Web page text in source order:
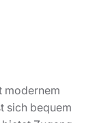
modernem
sich bequem